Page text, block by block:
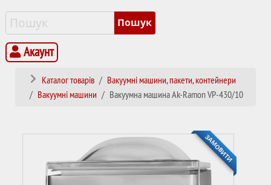
Акаунт
Каталог товарів
Вакуумні машини, пакети, контейнери
Вакуумні машини
Вакуумна машина Ak-Ramon VP-430/10
ЗАМОВИТИ